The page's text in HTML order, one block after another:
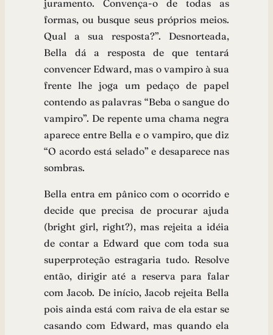
juramento. Convença-o de todas as
formas, ou busque seus próprios meios.
Qual a sua resposta?”. Desnorteada,
Bella dá a resposta de que tentará
convencer Edward, mas o vampiro à sua
frente lhe joga um pedaço de papel
contendo as palavras “Beba o sangue do
vampiro”. De repente uma chama negra
aparece entre Bella e o vampiro, que diz
“O acordo está selado” e desaparece nas
sombras.
Bella entra em pânico com o ocorrido e
decide que precisa de procurar ajuda
(bright girl, right?), mas rejeita a idéia
de contar a Edward que com toda sua
superproteção estragaria tudo. Resolve
então, dirigir até a reserva para falar
com Jacob. De início, Jacob rejeita Bella
pois ainda está com raiva de ela estar se
casando com Edward, mas quando ela